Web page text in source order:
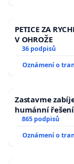
PETICE ZA
V OHROŽE
36 podpisů
Oznámení o
Zastavme
humánní řešení
865 podpisů
Oznámení o